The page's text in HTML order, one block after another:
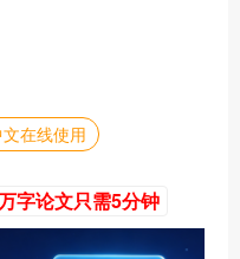
在线使用
字论文只需5分钟